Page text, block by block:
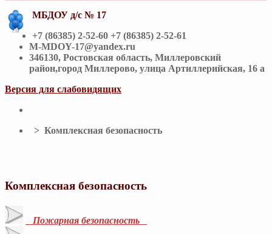
МБДОУ д/с № 17
+7 (86385) 2-52-60 +7 (86385) 2-52-61
M-MDOY-17@yandex.ru
346130, Ростовская область, Миллеровский
район,город Миллерово, улица Артиллерийская, 16 а
Версия для слабовидящих
> Комплексная безопасность
Комплексная безопасность
Пожарная безопасность